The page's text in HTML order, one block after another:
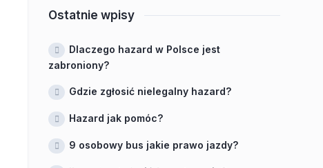
Ostatnie wpisy
Dlaczego hazard w Polsce jest
zabroniony?
Gdzie zgłosić nielegalny hazard?
Hazard jak pomóc?
9 osobowy bus jakie prawo jazdy?